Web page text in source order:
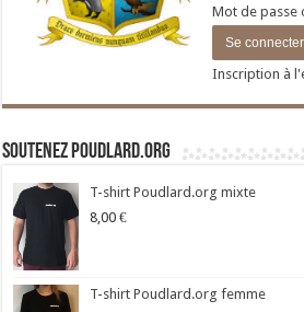
Mot de passe
Inscription à
Soutenez Poudlard.org
T-shirt Poudlard.org mixte
8,00 €
T-shirt Poudlard.org femme